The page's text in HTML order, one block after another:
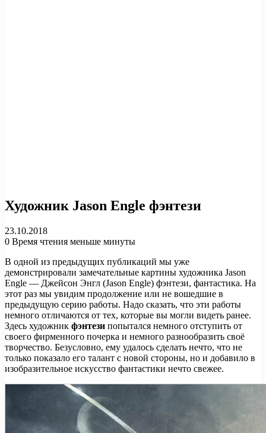
Художник Jason Engle фэнтези
23.10.2018
0 Время чтения меньше минуты
В одной из предыдущих публикаций мы уже
демонстрировали замечательные картины художника Jason
Engle — Джейсон Энгл (Jason Engle) фэнтези, фантастика. На
этот раз мы увидим продолжение или не вошедшие в
предыдущую серию работы. Надо сказать, что эти работы
немного отличаются от тех, которые вы могли видеть ранее.
Здесь художник фэнтези попытался немного отступить от
своего фирменного почерка и немного разнообразить своё
творчество. Безусловно, ему удалось сделать нечто, что не
только показало его талант с новой стороны, но и добавило в
изобразительное искусство фантастики нечто свежее.